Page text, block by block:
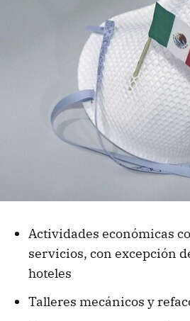
Actividades económicas
servicios, con excepción
hoteles
Talleres mecánicos y